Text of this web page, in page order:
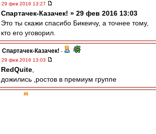
29 фев 2016 13:27
Спартачек-Казачек! » 29 фев 2016 13:03
Это ты скажи спасибо Бикеичу, а точнее тому,
кто его уговорил.
Спартачек-Казачек! -
29 фев 2016 13:03
RedQuite
дожились ,ростов в премиум группе